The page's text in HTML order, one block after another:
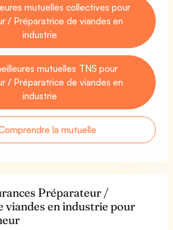
mutuelles collectives pour
/ Préparatrice de viandes en
industrie
mutuelles TNS pour
/ Préparatrice de viandes en
industrie
la mutuelle
Préparateur /
viandes en industrie pour